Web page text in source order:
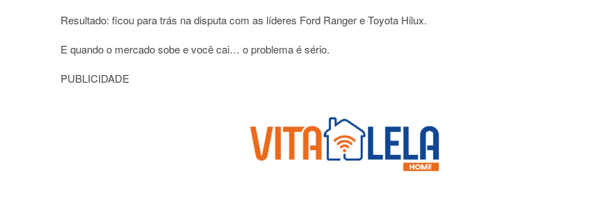
Resultado: ficou para trás na disputa com as líderes Ford RangereToyota Hilux.
E quando o mercado sobe e você cai… o problema é sério.
PUBLICIDADE